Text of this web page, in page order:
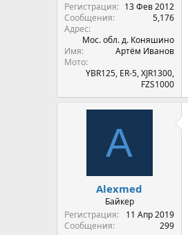
Регистрация
13 Фев 2012
Сообщения
5,176
Адрес
Мос. обл. д. Коняшино
Имя
Артём Иванов
Мото
YBR125, ER-5, XJR1300,
FZS1000
A
Alexmed
Байкер
Регистрация
11 Апр 2019
Сообщения
299